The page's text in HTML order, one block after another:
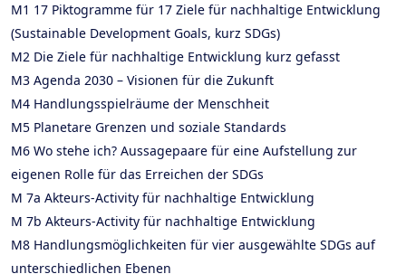
M1 17 Piktogramme für 17 Ziele für nachhaltige Entwicklung
(Sustainable Development Goals, kurz SDGs)
M2 Die Ziele für nachhaltige Entwicklung kurz gefasst
M3 Agenda 2030 – Visionen für die Zukunft
M4 Handlungsspielräume der Menschheit
M5 Planetare Grenzen und soziale Standards
M6 Wo stehe ich? Aussagepaare für eine Aufstellung zur
eigenen Rolle für das Erreichen der SDGs
M 7a Akteurs-Activity für nachhaltige Entwicklung
M 7b Akteurs-Activity für nachhaltige Entwicklung
M8 Handlungsmöglichkeiten für vier ausgewählte SDGs auf
unterschiedlichen Ebenen